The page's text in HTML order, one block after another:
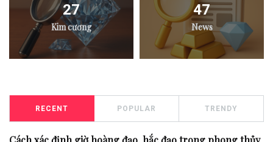
27
Kim cương
47
News
RECENT POPULAR TRENDY